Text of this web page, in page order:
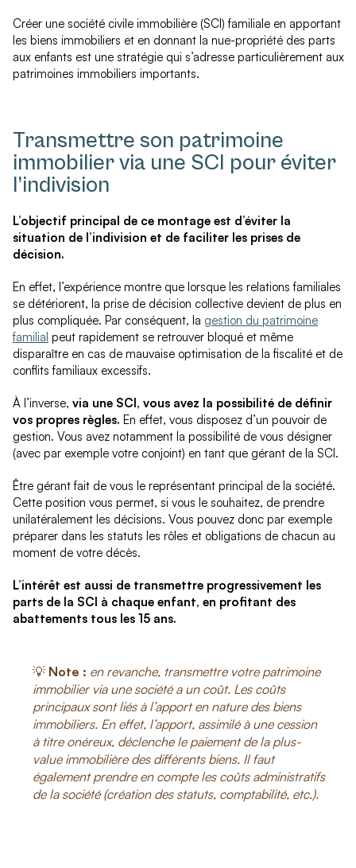
Créer une société civile immobilière (SCI) familiale en apportant
les biens immobiliers et en donnant la nue-propriété des parts
aux enfants est une stratégie qui s’adresse particulièrement aux
patrimoines immobiliers importants.
Transmettre son patrimoine
immobilier via une SCI pour éviter
l’indivision
L’objectif principal de ce montage est d’éviter la
situation de l’indivision et de faciliter les prises de
décision.
En effet, l’expérience montre que lorsque les relations familiales
se détériorent, la prise de décision collective devient de plus en
plus compliquée. Par conséquent, la gestion du patrimoine
familial peut rapidement se retrouver bloqué et même
disparaître en cas de mauvaise optimisation de la fiscalité et de
conflits familiaux excessifs.
À l’inverse, via une SCI, vous avez la possibilité de définir
vos propres règles. En effet, vous disposez d’un pouvoir de
gestion. Vous avez notamment la possibilité de vous désigner
(avec par exemple votre conjoint) en tant que gérant de la SCI.
Être gérant fait de vous le représentant principal de la société.
Cette position vous permet, si vous le souhaitez, de prendre
unilatéralement les décisions. Vous pouvez donc par exemple
préparer dans les statuts les rôles et obligations de chacun au
moment de votre décès.
L’intérêt est aussi de transmettre progressivement les
parts de la SCI à chaque enfant, en profitant des
abattements tous les 15 ans.
💡 Note : en revanche, transmettre votre patrimoine
immobilier via une société a un coût. Les coûts
principaux sont liés à l’apport en nature des biens
immobiliers. En effet, l’apport, assimilé à une cession
à titre onéreux, déclenche le paiement de la plus-
value immobilière des différents biens. Il faut
également prendre en compte les coûts administratifs
de la société (création des statuts, comptabilité, etc.).